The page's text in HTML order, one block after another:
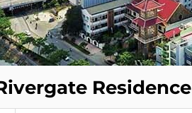
Residence